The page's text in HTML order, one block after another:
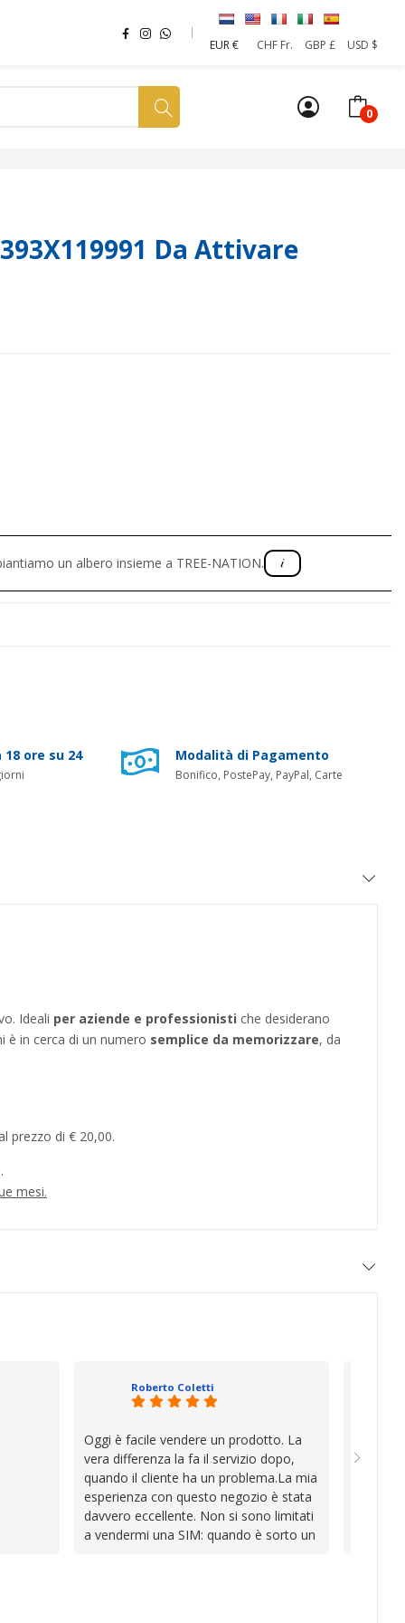
EUR €
CHF Fr. GBP £ USD $
0
Da Attivare
un albero insieme a TREE-NATION.
ore su 24 Modalità di Pagamento
Bonifico, PostePay, PayPal, Carte
Ideali per aziende e professionisti che desiderano
è in cerca di un numero semplice da memorizzare, da
prezzo di € 20,00.
mesi.
Roberto Coletti
Oggi è facile vendere un prodotto. La
vera differenza la fa il servizio dopo,
quando il cliente ha un problema.La mia
esperienza con questo negozio è stata
davvero eccellente. Non si sono limitati
a vendermi una SIM: quando è sorto un
sono